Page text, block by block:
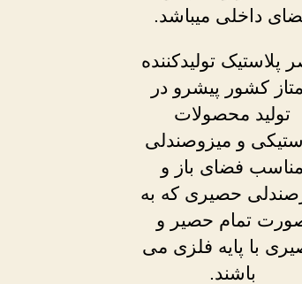
داخلی میباشد.
پلاستیک تولیدکننده
کشور پیشرو در
تولید محصولات
و میزوصندلی
مناسب فضای باز و
حصیری که به
تمام حصیر و
با پایه فلزی می
باشند.